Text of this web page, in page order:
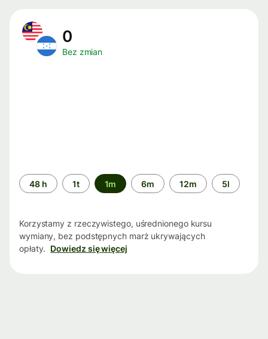
0
Bez zmian
Przedział
czasu
48 h 1t 1m 6m 12m 5l
Korzystamy z rzeczywistego, uśrednionego kursu
wymiany, bez podstępnych marż ukrywających
opłaty. Dowiedz się więcej